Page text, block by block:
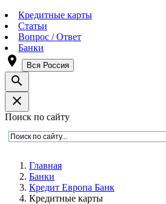
Кредитные карты
Статьи
Вопрос / Ответ
Банки
room Вся Россия
search
close
Поиск по сайту
Главная
Банки
Кредит Европа Банк
Кредитные карты